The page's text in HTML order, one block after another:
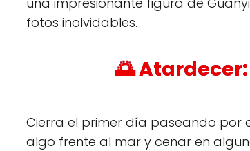
fotos inolvidables.
🌅
Cierra el primer día paseando por
algo frente al mar y cenar en